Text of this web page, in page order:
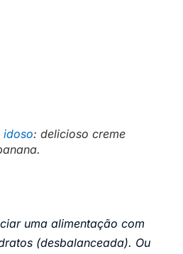
idoso: delicioso creme
uma alimentação com
(desbalanceada). Ou